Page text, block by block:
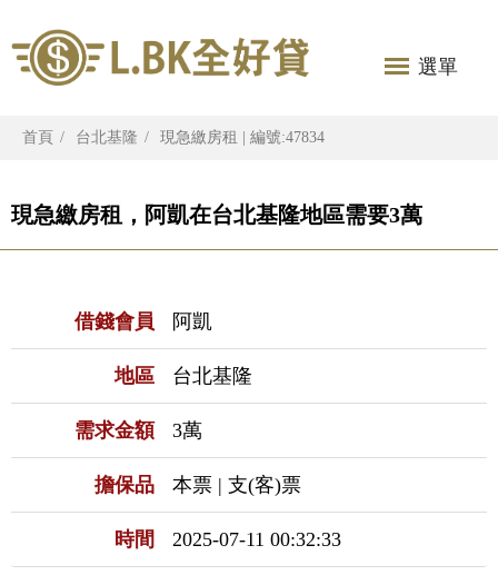
選單
首頁 台北基隆 現急繳房租 | 編號:47834
現急繳房租，阿凱在台北基隆地區需要3萬
借錢會員 阿凱
地區 台北基隆
需求金額 3萬
擔保品 本票 | 支(客)票
時間 2025-07-11 00:32:33